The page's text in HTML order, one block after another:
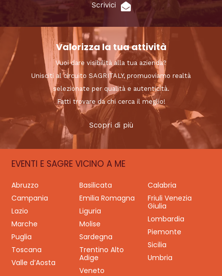
Scrivici
Valorizza la tua attività
Vuoi dare visibilità alla tua azienda?
Unisciti al circuito SAGRITALY, promuoviamo realtà
selezionate per qualità e autenticità.
Fatti trovare da chi cerca il meglio!
Scopri di più
EVENTI E SAGRE VICINO A ME
Abruzzo Basilicata
Calabria
Campania
Emilia Romagna
Friuli Venezia
Giulia
Lazio
Liguria
Lombardia
Marche
Molise
Piemonte
Puglia
Sardegna
Sicilia
Toscana
Trentino Alto
Adige
Umbria
Valle d’Aosta
Veneto